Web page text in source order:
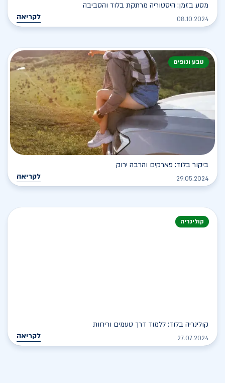
מסע בזמן: היסטוריה מרתקת בלוד והסביבה
08.10.2024 לקריאה
טבע ונופים
ביקור בלוד: פארקים והרבה ירוק
29.05.2024 לקריאה
קולינריה
קולינריה בלוד: ללמוד דרך טעמים וריחות
27.07.2024 לקריאה